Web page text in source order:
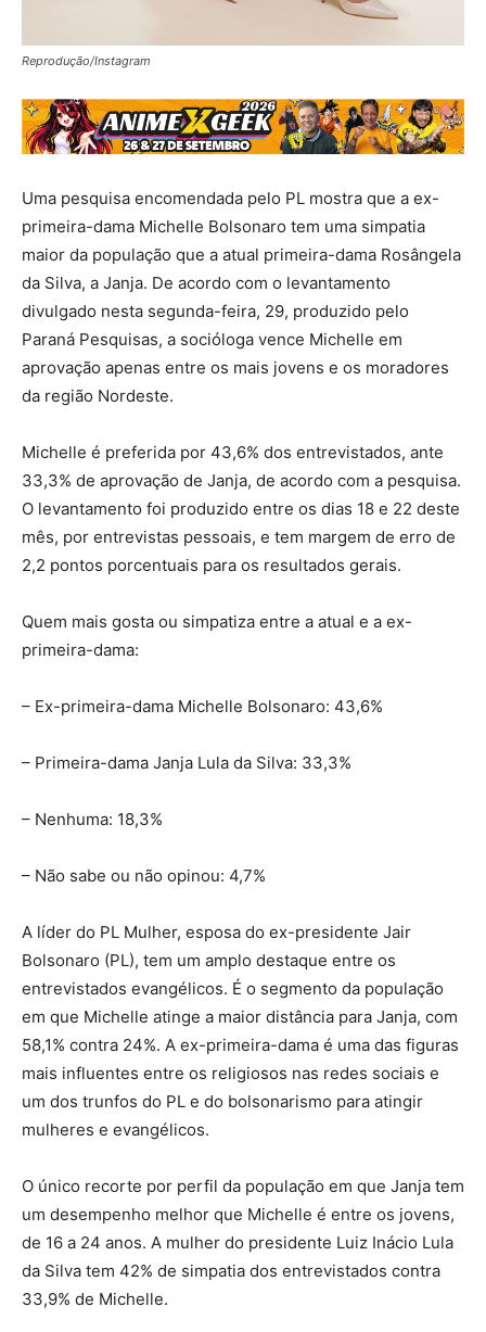
Reprodução/Instagram
Uma pesquisa encomendada pelo PL mostra que a ex-
primeira-dama Michelle Bolsonaro tem uma simpatia
maior da população que a atual primeira-dama Rosângela
da Silva, a Janja. De acordo com o levantamento
divulgado nesta segunda-feira, 29, produzido pelo
Paraná Pesquisas, a socióloga vence Michelle em
aprovação apenas entre os mais jovens e os moradores
da região Nordeste.
Michelle é preferida por 43,6% dos entrevistados, ante
33,3% de aprovação de Janja, de acordo com a pesquisa.
O levantamento foi produzido entre os dias 18 e 22 deste
mês, por entrevistas pessoais, e tem margem de erro de
2,2 pontos porcentuais para os resultados gerais.
Quem mais gosta ou simpatiza entre a atual e a ex-
primeira-dama:
– Ex-primeira-dama Michelle Bolsonaro: 43,6%
– Primeira-dama Janja Lula da Silva: 33,3%
– Nenhuma: 18,3%
– Não sabe ou não opinou: 4,7%
A líder do PL Mulher, esposa do ex-presidente Jair
Bolsonaro (PL), tem um amplo destaque entre os
entrevistados evangélicos. É o segmento da população
em que Michelle atinge a maior distância para Janja, com
58,1% contra 24%. A ex-primeira-dama é uma das figuras
mais influentes entre os religiosos nas redes sociais e
um dos trunfos do PL e do bolsonarismo para atingir
mulheres e evangélicos.
O único recorte por perfil da população em que Janja tem
um desempenho melhor que Michelle é entre os jovens,
de 16 a 24 anos. A mulher do presidente Luiz Inácio Lula
da Silva tem 42% de simpatia dos entrevistados contra
33,9% de Michelle.